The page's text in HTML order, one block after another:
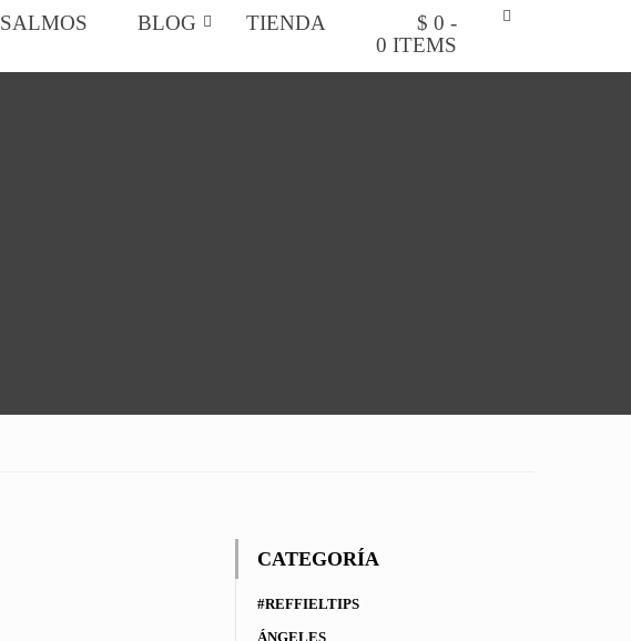
SALMOS BLOG TIENDA
$ 0 -
0 ITEMS
CATEGORÍA
#REFFIELTIPS
ÁNGELES